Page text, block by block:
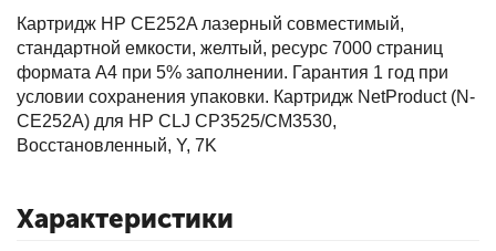
Картридж HP CE252A лазерный совместимый,
стандартной емкости, желтый, ресурс 7000 страниц
формата А4 при 5% заполнении. Гарантия 1 год при
условии сохранения упаковки. Картридж NetProduct (N-
CE252A) для HP CLJ CP3525/CM3530,
Восстановленный, Y, 7K
Характеристики